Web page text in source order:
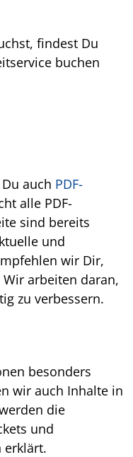
findest Du
buchen
auch PDF-
alle PDF-
sind bereits
und
wir Dir,
Wir arbeiten daran,
zu verbessern.
besonders
wir auch Inhalte in
die
und
erklärt.